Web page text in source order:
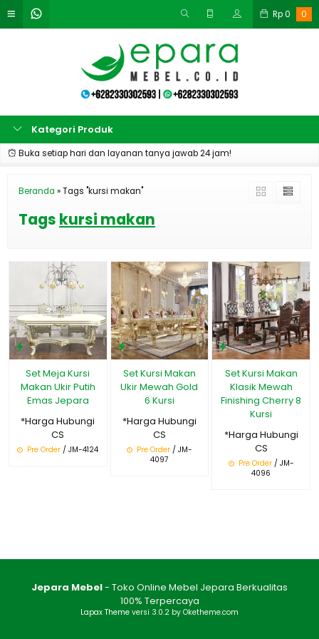
Rp0 0
Kategori Produk
Buka setiap hari dan layanan tanya jawab 24 jam!
Beranda »Tags "kursi makan"
Tags kursi makan
Set Meja Kursi
Makan Ukir Putih
Emas Jepara
*Harga Hubungi
CS
Pre Order / JM-4124
Set Kursi Makan
Ukir Mewah Gold
6 Kursi
*Harga Hubungi
CS
Pre Order/ JM-
4097
Set Kursi Makan
Klasik Mewah
Finishing Cherry 8
Kursi
*Harga Hubungi
CS
Pre Order/ JM-
4096
Jepara Mebel- Toko Online Mebel Jepara Berkualitas
100% Terpercaya
Lapax Theme versi 3.0.2 by Oketheme.com